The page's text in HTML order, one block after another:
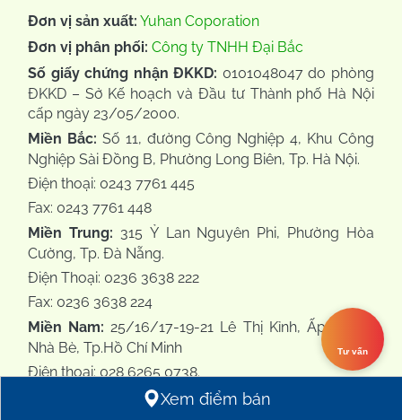
Đơn vị sản xuất: Yuhan Coporation
Đơn vị phân phối: Công ty TNHH Đại Bắc
Số giấy chứng nhận ĐKKD: 0101048047 do phòng
ĐKKD – Sở Kế hoạch và Đầu tư Thành phố Hà Nội
cấp ngày 23/05/2000.
Miền Bắc: Số 11, đường Công Nghiệp 4, Khu Công
Nghiệp Sài Đồng B, Phường Long Biên, Tp. Hà Nội.
Điện thoại: 0243 7761 445
Fax: 0243 7761 448
Miền Trung: 315 Ỷ Lan Nguyên Phi, Phường Hòa
Cường, Tp. Đà Nẵng.
Điện Thoại: 0236 3638 222
Fax: 0236 3638 224
Miền Nam: 25/16/17-19-21 Lê Thị Kỉnh, Ấp 72, Xã
Nhà Bè, Tp.Hồ Chí Minh
Điện thoại: 028 6265 0738.
Fax: 02862646868
Tư vấn
Xem điểm bán